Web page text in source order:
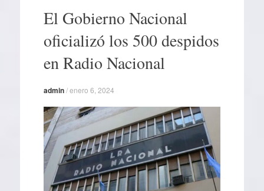
contenidoEl Gobierno Nacional
oficializó los 500 despidos
en Radio Nacional
admin/enero 6, 2024